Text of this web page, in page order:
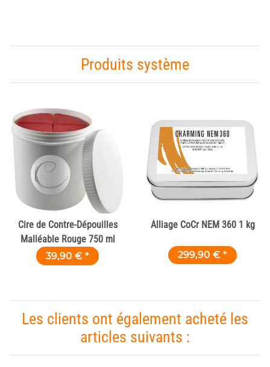
Produits système
Cire de Contre-Dépouilles
Malléable Rouge 750 ml
39,90 € *
Alliage CoCr NEM 360 1 kg
299,90 € *
Les clients ont également acheté les
articles suivants :